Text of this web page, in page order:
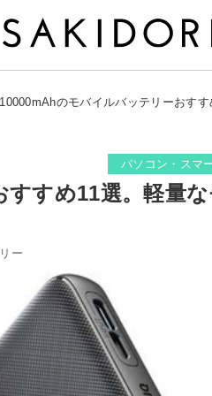
10000mAhのモバイルバッテリーおす
パソコン・スマ
すめ11選。軽量
ー